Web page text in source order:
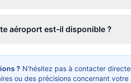
aéroport est-il disponible ?
? N'hésitez pas à contacter
ou des précisions concernant votre